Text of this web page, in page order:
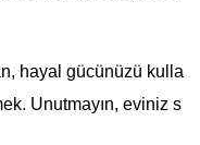
hayal gücünüzü kulla
Unutmayın, eviniz s